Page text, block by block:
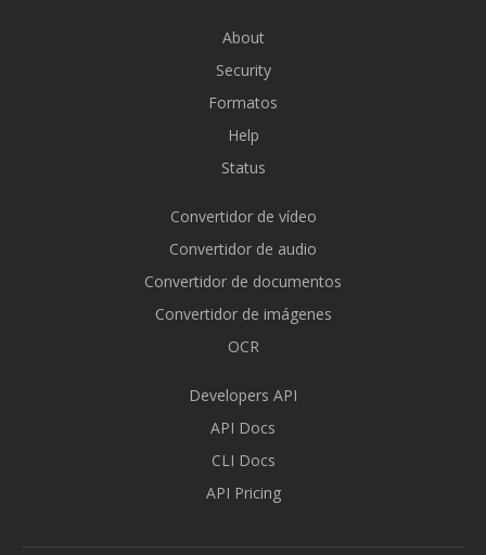
About
Security
Formatos
Help
Status
Convertidor de vídeo
Convertidor de audio
Convertidor de documentos
Convertidor de imágenes
OCR
Developers API
API Docs
CLI Docs
API Pricing